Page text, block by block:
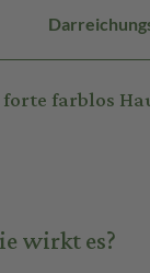
farblos
wirkt es?